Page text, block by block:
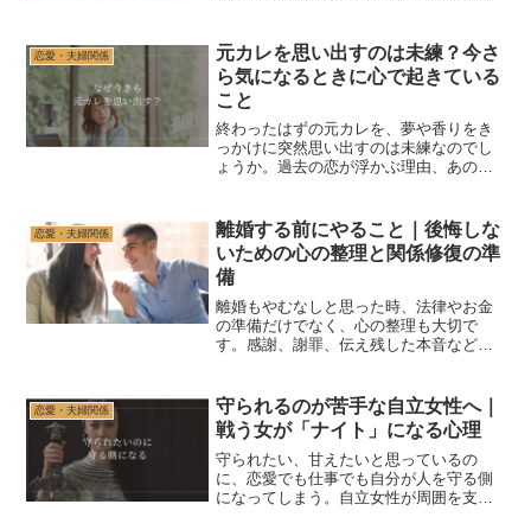
恋愛・夫婦関係
元カレを思い出すのは未練？今さ
ら気になるときに心で起きている
こと
終わったはずの元カレを、夢や香りをき
っかけに突然思い出すのは未練なのでし
ょうか。過去の恋が浮かぶ理由、あの頃
ポイントを解説します。
恋愛・夫婦関係
離婚する前にやること｜後悔しな
いための心の整理と関係修復の準
備
離婚もやむなしと思った時、法律やお金
の準備だけでなく、心の整理も大切で
す。感謝、謝罪、伝え残した本音など、
恋愛・夫婦関係
守られるのが苦手な自立女性へ｜
戦う女が「ナイト」になる心理
守られたい、甘えたいと思っているの
に、恋愛でも仕事でも自分が人を守る側
になってしまう。自立女性が周囲を支